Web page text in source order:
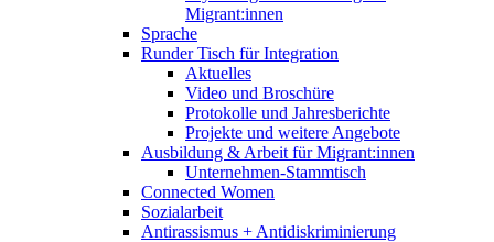
Migrant:innen
Sprache
Runder Tisch für Integration
Aktuelles
Video und Broschüre
Protokolle und Jahresberichte
Projekte und weitere Angebote
Ausbildung & Arbeit für Migrant:innen
Unternehmen-Stammtisch
Connected Women
Sozialarbeit
Antirassismus + Antidiskriminierung